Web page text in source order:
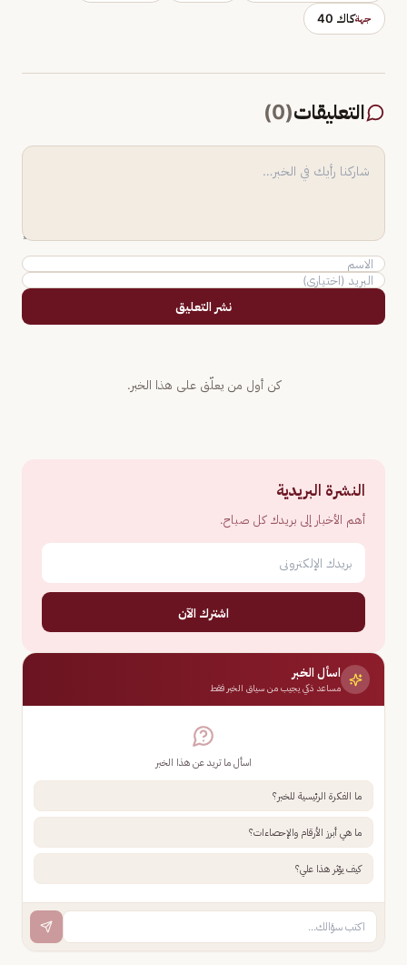
جهةكاك 40
التعليقات(
0
)
نشر التعليق
كن أول من يعلّق على هذا الخبر.
النشرة البريدية
أهم الأخبار إلى بريدك كل صباح.
اشترك الآن
اسأل الخبر
مساعد ذكي يجيب من سياق الخبر فقط
اسأل ما تريد عن هذا الخبر
ما الفكرة الرئيسية للخبر؟
ما هي أبرز الأرقام والإحصاءات؟
كيف يؤثر هذا علي؟